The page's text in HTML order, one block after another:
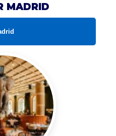
MADRID